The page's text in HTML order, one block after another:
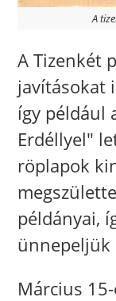
A
A Tizenkét
javításokat
így például
Erdéllyel"
röplapok
példányai,
ünnepeljük
Március